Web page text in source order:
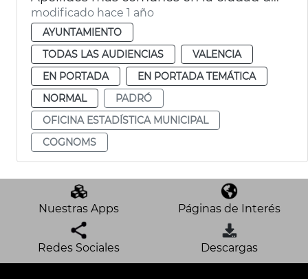
modificado hace 1 año
AYUNTAMIENTO
TODAS LAS AUDIENCIAS
VALENCIA
EN PORTADA
EN PORTADA TEMÁTICA
NORMAL
PADRÓ
OFICINA ESTADÍSTICA MUNICIPAL
COGNOMS
Nuestras Apps Páginas de Interés
Redes Sociales Descargas